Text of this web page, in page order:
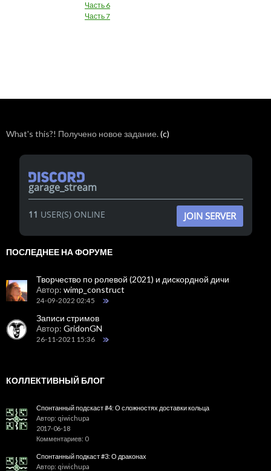
Часть 6
Часть 7
What's this?! Получено новое задание.(c)
garage_stream
11 USER(S) ONLINE JOIN SERVER
ПОСЛЕДНЕЕ НА ФОРУМЕ
Творчество по ролевой (2021) и дискордной дичи
Автор: wimp_construct
24-09-2022 02:45
Записи стримов
Автор: GridonGN
26-11-2021 15:36
КОЛЛЕКТИВНЫЙ БЛОГ
Спонтанный подскаст #4: О сложностях доставки кольца
Автор: qiwichupa
2017-06-18
Комментариев: 0
Спонтанный подкаст #3: О драконах
Автор: qiwichupa